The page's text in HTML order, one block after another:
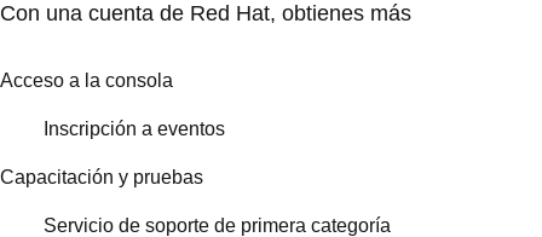
Con una cuenta de Red Hat, obtienes más
Acceso a la consola
Inscripción a eventos
Capacitación y pruebas
Servicio de soporte de primera categoría